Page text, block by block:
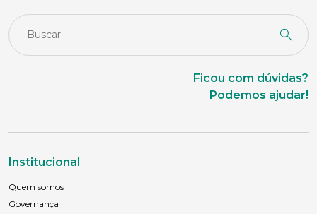
Ficou com dúvidas?
Podemos ajudar!
Institucional
Quem somos
Governança